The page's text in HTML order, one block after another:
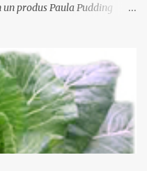
produs Paula Pudding
truse de grădinărit,
premiul cel mare o
Mai multe coduri, mai multe
pe